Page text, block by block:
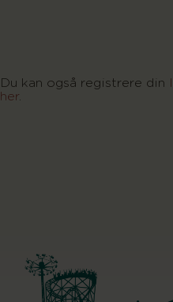
Du kan også registrere din
her